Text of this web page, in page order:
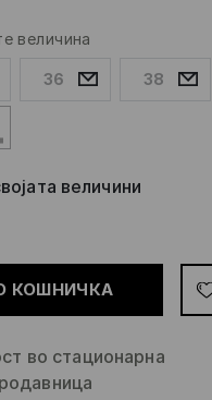
величина
36 38
величини
КОШНИЧКА
во стационарна